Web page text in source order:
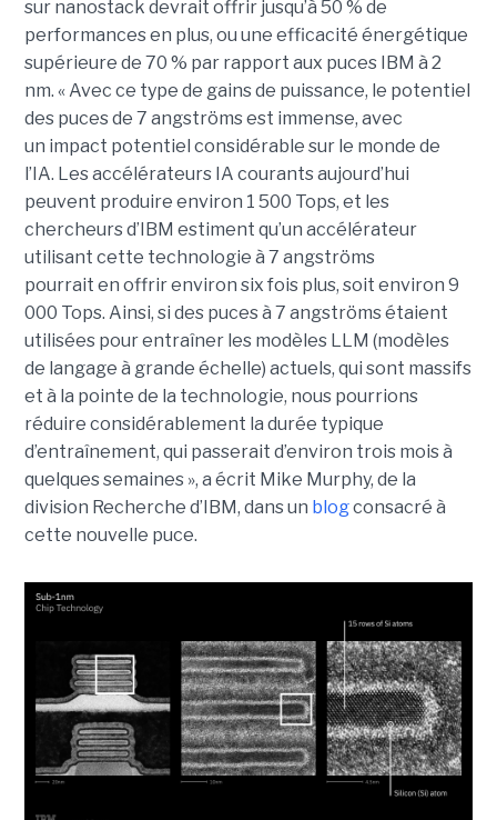
sur nanostack devrait offrir jusqu’à 50 % de
performances en plus, ou une efficacité énergétique
supérieure de 70 % par rapport aux puces IBM à 2
nm. « Avec ce type de gains de puissance, le potentiel
des puces de 7 angströms est immense, avec
un impact potentiel considérable sur le monde de
l’IA. Les accélérateurs IA courants aujourd’hui
peuvent produire environ 1 500 Tops, et les
chercheurs d’IBM estiment qu’un accélérateur
utilisant cette technologie à 7 angströms
pourrait en offrir environ six fois plus, soit environ 9
000 Tops. Ainsi, si des puces à 7 angströms étaient
utilisées pour entraîner les modèles LLM (modèles
de langage à grande échelle) actuels, qui sont massifs
et à la pointe de la technologie, nous pourrions
réduire considérablement la durée typique
d’entraînement, qui passerait d’environ trois mois à
quelques semaines », a écrit Mike Murphy, de la
division Recherche d’IBM, dans un blogconsacré à
cette nouvelle puce.